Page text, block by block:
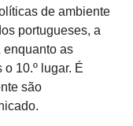
de ambiente
portugueses, a
enquanto as
10.º lugar. É
são